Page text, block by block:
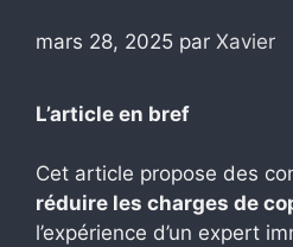
mars 28, 2025 par Xavier
L’article en bref
Cet article propose des
réduire les charges de
l’expérience d’un expert